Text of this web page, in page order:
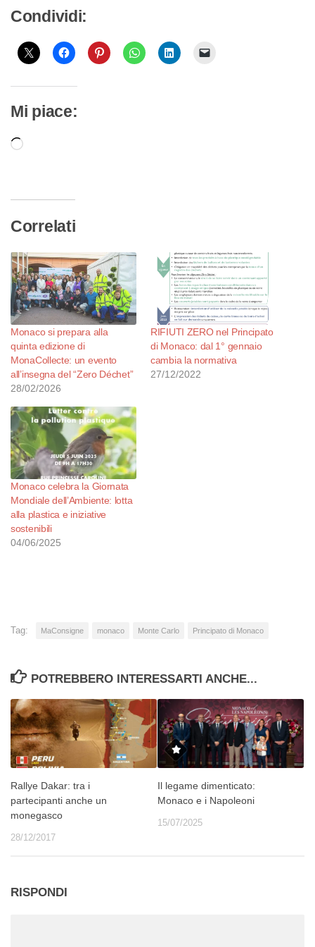
Condividi:
Mi piace:
Caricamento
Correlati
Monaco si prepara alla
quinta edizione di
MonaCollecte: un evento
all’insegna del “Zero Déchet”
28/02/2026
RIFIUTI ZERO nel Principato
di Monaco: dal 1° gennaio
cambia la normativa
27/12/2022
Monaco celebra la Giornata
Mondiale dell’Ambiente: lotta
alla plastica e iniziative
sostenibili
04/06/2025
Tag: MaConsigne monaco Monte Carlo Principato di Monaco
POTREBBERO INTERESSARTI ANCHE...
Rallye Dakar: tra i
partecipanti anche un
monegasco
28/12/2017
Il legame dimenticato:
Monaco e i Napoleoni
15/07/2025
RISPONDI